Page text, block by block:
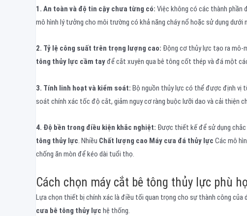
1. An toàn và độ tin cậy chưa từng có: Việc không có các thành phần
mô hình lý tưởng cho môi trường có khả năng cháy nổ hoặc sử dụng
2. Tỷ lệ công suất trên trọng lượng cao: Động cơ thủy lực tạo ra mô-
tông thủy lực cầm tayđể cắt xuyên qua bê tông cốt thép và đá một
3. Tính linh hoạt và kiểm soát: Bộ nguồn thủy lực có thể được định vị
soát chính xác tốc độ cắt, giảm nguy cơ ràng buộc lưỡi dao và cải thiện
4. Độ bền trong điều kiện khắc nghiệt: Được thiết kế để sử dụng
tông thủy lực. Nhiều Chất lượng cao Máy cưa đá thủy lực Các mô
chống ăn mòn để kéo dài tuổi thọ.
Cách chọn máy cắt bê tông thủy lực phù
Lựa chọn thiết bị chính xác là điều tối quan trọng cho sự thành công của
cưa bê tông thủy lực hệ thống.